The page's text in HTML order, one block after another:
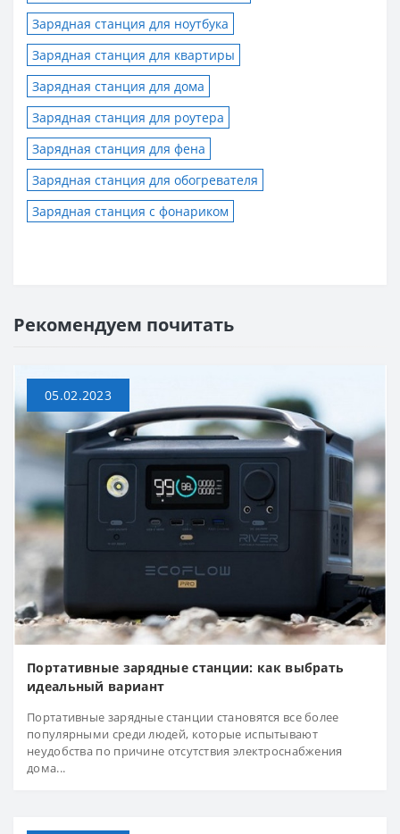
Зарядная станция для ноутбука
Зарядная станция для квартиры
Зарядная станция для дома
Зарядная станция для роутера
Зарядная станция для фена
Зарядная станция для обогревателя
Зарядная станция с фонариком
Рекомендуем почитать
05.02.2023
Портативные зарядные станции: как выбрать
идеальный вариант
Портативные зарядные станции становятся все более
популярными среди людей, которые испытывают
неудобства по причине отсутствия электроснабжения
дома...